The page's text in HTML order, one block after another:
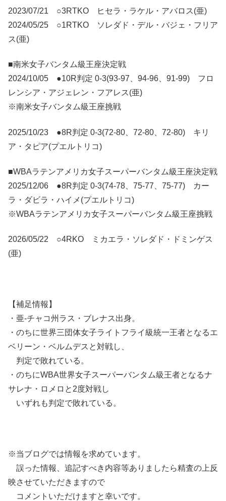
2023/07/21 ○3RTKO ヒセラ・ラケル・アバロス(亜)
2024/05/25 ○1RTKO ソレダド・デル・バジェ・フリア
ス(亜)
■南米女子バンタム級王座決定戦
2024/10/05 ●10R判定 0-3(93-97、94-96、91-99) フロ
レンシア・アジェレン・フアレス(亜)
※南米女子バンタム級王座挑戦
2025/10/23 ●8R判定 0-3(72-80、72-80、72-80) キリ
ア・タピア(プエルトリコ)
■WBAラテンアメリカ女子スーパーバンタム級王座決定戦
2025/12/06 ●8R判定 0-3(74-78、75-77、75-77) カー
ラ・ダビラ・ハイメ(プエルトリコ)
※WBAラテンアメリカ女子スーパーバンタム級王座挑戦
2026/05/22 ○4RKO ミカエラ・ソレダド・ドミンゲス
(亜)
【補足情報】
・亜-チャコ州ラス・ブレナス出身。
・のちに世界三団体女子ライトフライ級統一王者となるエ
ベリーン・ベルムデスと対戦し、
判定で敗れている。
・のちにWBA世界女子スーパーバンタム級王者となるナ
サレナ・ロメロと2度対戦し
いずれも判定で敗れている。
※当ブログでは情報を求めています。
誤った情報、追記すべき内容等ありましたら精査の上反
映させていただきますので
コメントいただけますと幸いです。